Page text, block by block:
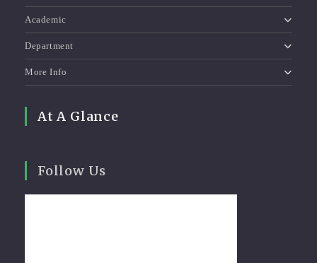
Academic
Department
More Info
At A Glance
Follow Us